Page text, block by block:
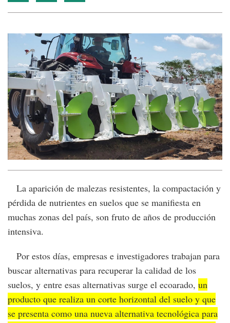
La aparición de malezas resistentes, la compactación y
pérdida de nutrientes en suelos que se manifiesta en
muchas zonas del país, son fruto de años de producción
intensiva.
Por estos días, empresas e investigadores trabajan para
buscar alternativas para recuperar la calidad de los
suelos, y entre esas alternativas surge el ecoarado, un
producto que realiza un corte horizontal del suelo y que
se presenta como una nueva alternativa tecnológica para